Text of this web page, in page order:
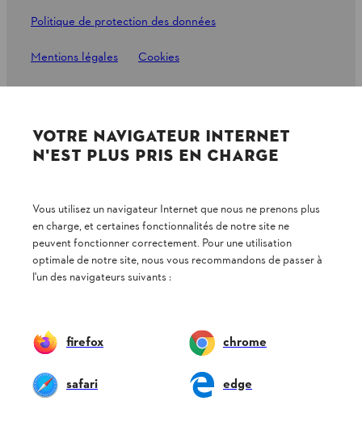
Politique de protection des données
Mentions légales Cookies
STIHL VERTRIEBS AG, 8617 Mönchaltorf
VOTRE NAVIGATEUR INTERNET
N'EST PLUS PRIS EN CHARGE
Vous utilisez un navigateur Internet que nous ne prenons plus
en charge, et certaines fonctionnalités de notre site ne
peuvent fonctionner correctement. Pour une utilisation
optimale de notre site, nous vous recommandons de passer à
l'un des navigateurs suivants :
firefox chrome
safari edge